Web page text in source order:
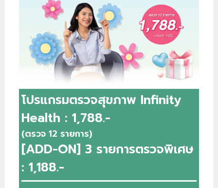
โปรแกรมตรวจสุขภาพ Infinity
Health : 1,788.-
(ตรวจ 12 รายการ)
[ADD-ON] 3 รายการตรวจพิเศษ
: 1,188.-